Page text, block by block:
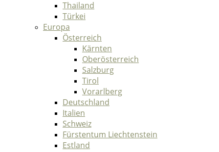
Thailand
Türkei
Europa
Österreich
Kärnten
Oberösterreich
Salzburg
Tirol
Vorarlberg
Deutschland
Italien
Schweiz
Fürstentum Liechtenstein
Estland